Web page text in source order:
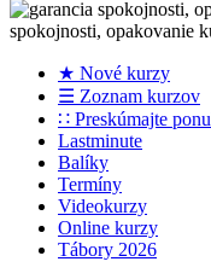
spokojnosti, opakovanie
★ Nové kurzy
☰ Zoznam kurzov
∷ Preskúmajte
Lastminute
Balíky
Termíny
Videokurzy
Online kurzy
Tábory 2026